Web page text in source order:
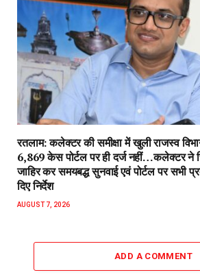
रतलाम: कलेक्टर की समीक्षा में खुली राजस्व
6,869 केस पोर्टल पर ही दर्ज नहीं…कलेक्टर ने
जाहिर कर समयबद्ध सुनवाई एवं पोर्टल पर
दिए निर्देश
AUGUST 7, 2026
ADD A COMMENT